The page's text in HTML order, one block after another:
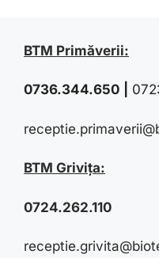
BTM Primăverii:
0736.344.650
BTM Grivița:
0724.262.110